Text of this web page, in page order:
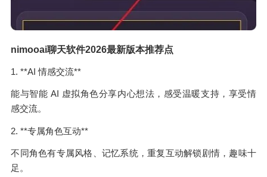
nimooai聊天软件2026最新版本推荐点
1. **AI 情感交流**
能与智能 AI 虚拟角色分享内心想法，感受温暖支持，享受情
感交流。
2. **专属角色互动**
不同角色有专属风格、记忆系统，重复互动解锁剧情，趣味十
足。